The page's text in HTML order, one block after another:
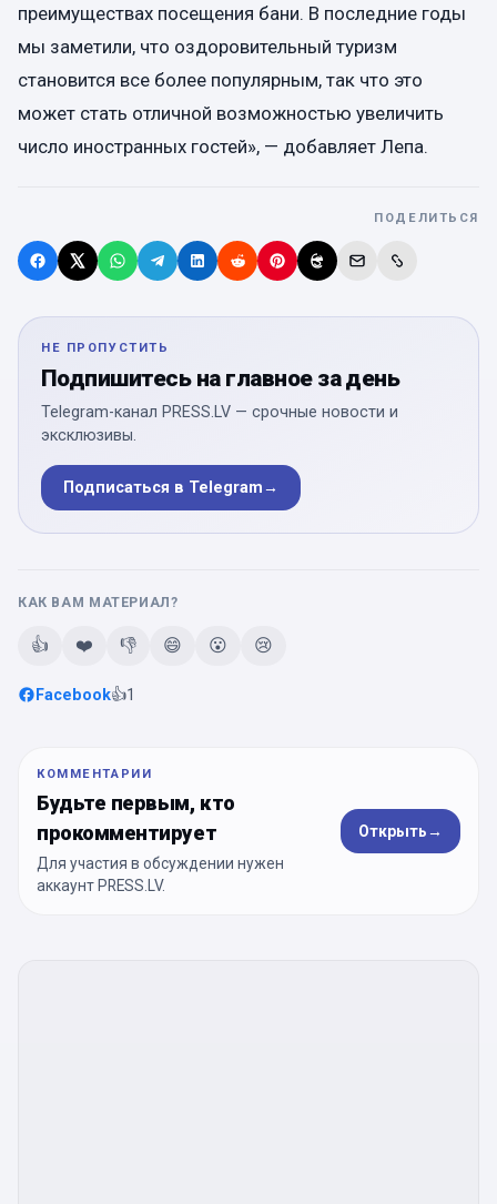
преимуществах посещения бани. В последние годы
мы заметили, что оздоровительный туризм
становится все более популярным, так что это
может стать отличной возможностью увеличить
число иностранных гостей», — добавляет Лепа.
ПОДЕЛИТЬСЯ
НЕ ПРОПУСТИТЬ
Подпишитесь на главное за день
Telegram-канал PRESS.LV — срочные новости и
эксклюзивы.
Подписаться в Telegram→
КАК ВАМ МАТЕРИАЛ?
👍 ❤️ 👎 😄 😮 😢
Facebook👍1
КОММЕНТАРИИ
Будьте первым, кто
прокомментирует
Для участия в обсуждении нужен
аккаунт PRESS.LV.
Открыть→